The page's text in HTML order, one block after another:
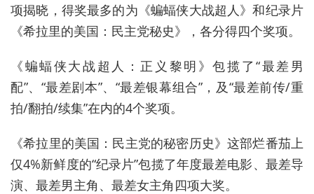
项揭晓，得奖最多的为《蝙蝠侠大战超人》和纪录片
《希拉里的美国：民主党秘史》，各分得四个奖项。
《蝙蝠侠大战超人：正义黎明》包揽了“最差男
配”、“最差剧本”、“最差银幕组合”，及“最差前传/重
拍/翻拍/续集”在内的4个奖项。
《希拉里的美国：民主党的秘密历史》这部烂番茄上
仅4%新鲜度的“纪录片”包揽了年度最差电影、最差导
演、最差男主角、最差女主角四项大奖。